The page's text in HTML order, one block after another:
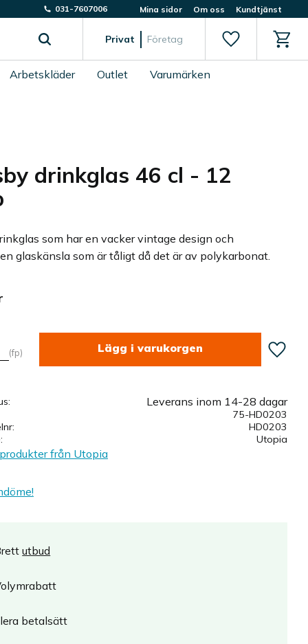
031-7607006 Mina sidor Om oss Kundtjänst
Privat Företag Favoriter
Arbetskläder Outlet Varumärken
drinkglas 46 cl - 12
som har en vacker vintage design och
glaskänsla som är tåligt då det är av polykarbonat.
fp Lägg
Leverans inom 14-28 dagar
75-HD0203
HD0203
Utopia
från Utopia
utbud
betalsätt